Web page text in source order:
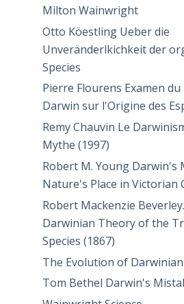
Milton Wainwright
Otto Köestling Ueber die
Unveränderlkichkeit der
Species
Pierre Flourens Examen du
Darwin sur l'Origine des
Remy Chauvin Le
Mythe (1997)
Robert M. Young Darwin's
Nature's Place in Victorian
Robert Mackenzie
Darwinian Theory of the
Species (1867)
The Evolution of
Tom Bethel Darwin's